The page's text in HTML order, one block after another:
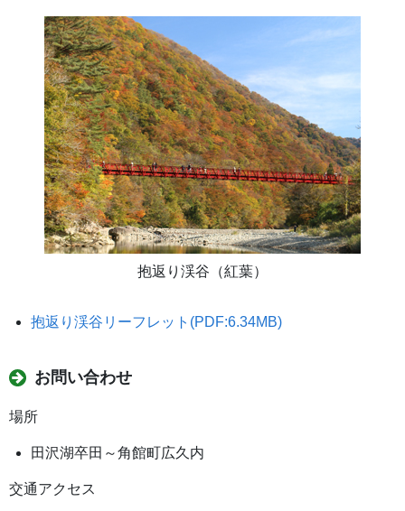
抱返り渓谷（紅葉）
抱返り渓谷リーフレット(PDF:6.34MB)
お問い合わせ
場所
田沢湖卒田～角館町広久内
交通アクセス